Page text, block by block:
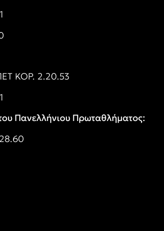
ΚΟΡ. 2.20.53
Πανελλήνιου Πρωταθλήματος: